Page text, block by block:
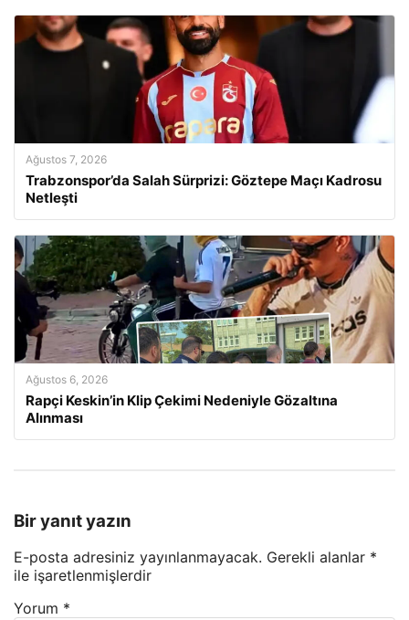
Ağustos 7, 2026
Trabzonspor’da Salah Sürprizi: Göztepe Maçı Kadrosu
Netleşti
Ağustos 6, 2026
Rapçi Keskin’in Klip Çekimi Nedeniyle Gözaltına
Alınması
Bir yanıt yazın
E-posta adresiniz yayınlanmayacak. Gerekli alanlar *
ile işaretlenmişlerdir
Yorum *